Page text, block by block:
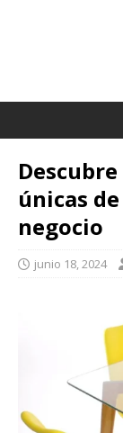
únicas
negocio
junio 18, 2024